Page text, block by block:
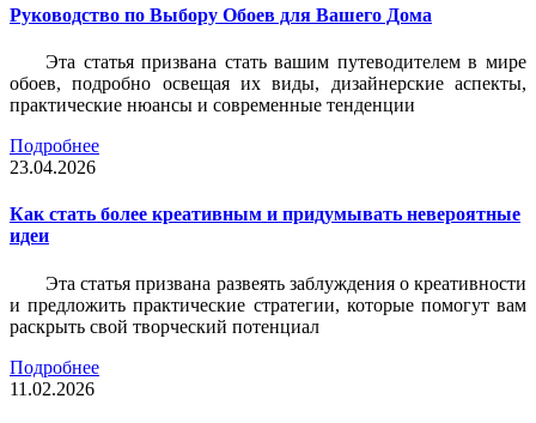
Руководство по Выбору Обоев для Вашего Дома
Эта статья призвана стать вашим путеводителем в мире
обоев, подробно освещая их виды, дизайнерские аспекты,
практические нюансы и современные тенденции
Подробнее
23.04.2026
Как стать более креативным и придумывать невероятные
идеи
Эта статья призвана развеять заблуждения о креативности
и предложить практические стратегии, которые помогут вам
раскрыть свой творческий потенциал
Подробнее
11.02.2026